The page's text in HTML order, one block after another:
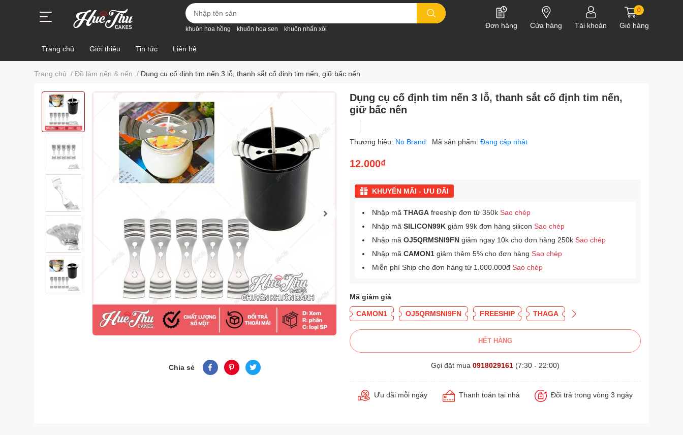
khuôn hoa hồng khuôn hoa sen khuôn nhấn xôi Đơn hàng Cửa hàng Tài khoản
0
Giỏ hàng
Trang chủ Giới thiệu Tin tức Liên hệ
Trang chủ / Đồ làm nến & nến / Dụng cụ cố định tim nến 3 lỗ, thanh sắt cố định tim nến, giữ bấc nến
Chia sẻ
Dụng cụ cố định tim nến 3 lỗ, thanh sắt cố định tim nến,
giữ bấc nến
Thương hiệu: No Brand Mã sản phẩm: Đang cập nhật
12.000₫
KHUYẾN MÃI - ƯU ĐÃI
Nhập mã THAGA freeship đơn từ 350k Sao chép
Nhập mã SILICON99K giảm 99k đơn hàng silicon Sao chép
Nhập mã OJ5QRMSNI9FN giảm ngay 10k cho đơn hàng 250k Sao chép
Nhập mã CAMON1 giảm thêm 5% cho đơn hàng Sao chép
Miễn phí Ship cho đơn hàng từ 1.000.000đ Sao chép
Mã giảm giá
CAMON1 OJ5QRMSNI9FN FREESHIP THAGA
HẾT HÀNG
Gọi đặt mua 0918029161 (7:30 - 22:00)
Ưu đãi mỗi ngày Thanh toán tại nhà Đổi trả trong vòng 3 ngày